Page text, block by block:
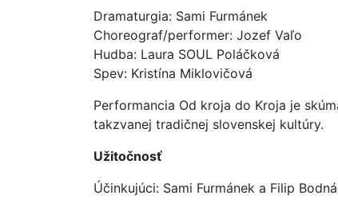
Dramaturgia: Sami Furmánek
Choreograf/performer: Jozef Vaľo
Hudba: Laura SOUL Poláčková
Spev: Kristína Miklovičová
Performancia Od kroja do Kroja je
takzvanej tradičnej slovenskej kultúry.
Užitočnosť
Účinkujúci: Sami Furmánek a Filip